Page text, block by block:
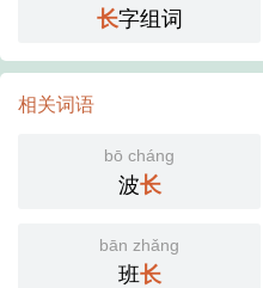
长字组词
相关词语
bō cháng
波长
bān zhǎng
班长